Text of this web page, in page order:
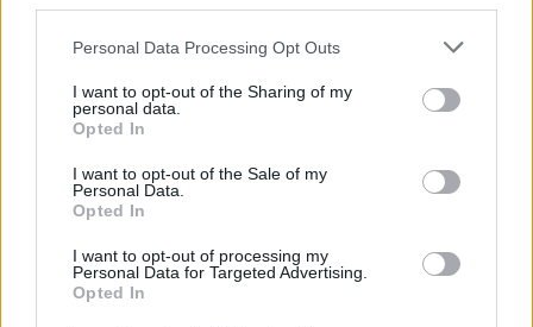
Personal Data Processing Opt Outs
I want to opt-out of the Sharing of my
personal data.
Opted In
I want to opt-out of the Sale of my
Personal Data.
Opted In
I want to opt-out of processing my
Personal Data for Targeted Advertising.
Opted In
Fantacalcio, le sorprese di Lazio-Cagliari
Romagnoli(Lazio):Decisivo contro il Pisa,
offre un rendimento sempre affidabile e
costante. Stavolta occhio però anche alla
sua capacità di colpire nell'are avversaria.